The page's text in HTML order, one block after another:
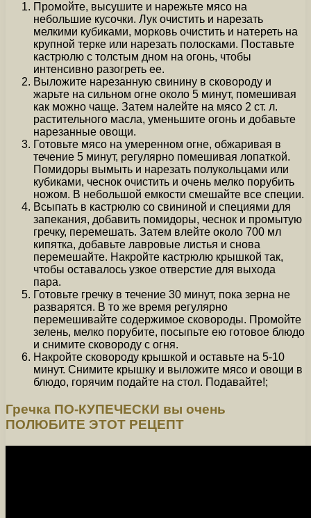
Промойте, высушите и нарежьте мясо на
небольшие кусочки. Лук очистить и нарезать
мелкими кубиками, морковь очистить и натереть на
крупной терке или нарезать полосками. Поставьте
кастрюлю с толстым дном на огонь, чтобы
интенсивно разогреть ее.
Выложите нарезанную свинину в сковороду и
жарьте на сильном огне около 5 минут, помешивая
как можно чаще. Затем налейте на мясо 2 ст. л.
растительного масла, уменьшите огонь и добавьте
нарезанные овощи.
Готовьте мясо на умеренном огне, обжаривая в
течение 5 минут, регулярно помешивая лопаткой.
Помидоры вымыть и нарезать полукольцами или
кубиками, чеснок очистить и очень мелко порубить
ножом. В небольшой емкости смешайте все специи.
Всыпать в кастрюлю со свининой и специями для
запекания, добавить помидоры, чеснок и промытую
гречку, перемешать. Затем влейте около 700 мл
кипятка, добавьте лавровые листья и снова
перемешайте. Накройте кастрюлю крышкой так,
чтобы оставалось узкое отверстие для выхода
пара.
Готовьте гречку в течение 30 минут, пока зерна не
разварятся. В то же время регулярно
перемешивайте содержимое сковороды. Промойте
зелень, мелко порубите, посыпьте ею готовое блюдо
и снимите сковороду с огня.
Накройте сковороду крышкой и оставьте на 5-10
минут. Снимите крышку и выложите мясо и овощи в
блюдо, горячим подайте на стол. Подавайте!;
Гречка ПО-КУПЕЧЕСКИ вы очень
ПОЛЮБИТЕ ЭТОТ РЕЦЕПТ